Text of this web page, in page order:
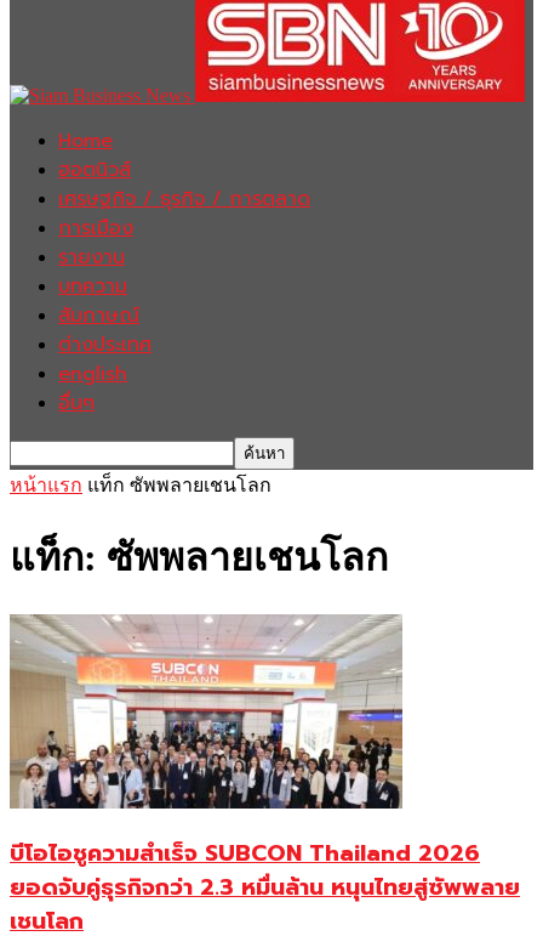
Home
ฮอตนิวส์
เศรษฐกิจ / ธุรกิจ / การตลาด
การเมือง
รายงาน
บทความ
สัมภาษณ์
ต่างประเทศ
english
อื่นๆ
หน้าแรก แท็ก ซัพพลายเชนโลก
แท็ก: ซัพพลายเชนโลก
บีโอไอชูความสำเร็จ SUBCON Thailand 2026
ยอดจับคู่ธุรกิจกว่า 2.3 หมื่นล้าน หนุนไทยสู่ซัพพลาย
เชนโลก